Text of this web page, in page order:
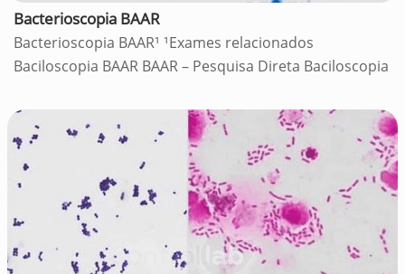
Bacterioscopia BAAR
Bacterioscopia BAAR¹ ¹Exames relacionados
Baciloscopia BAAR BAAR – Pesquisa Direta Baciloscopia